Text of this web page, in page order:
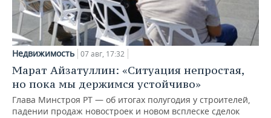
Недвижимость 07 авг, 17:32
Марат Айзатуллин: «Ситуация непростая,
но пока мы держимся устойчиво»
Глава Минстроя РТ — об итогах полугодия у строителей,
падении продаж новостроек и новом всплеске сделок